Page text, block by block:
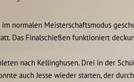
normalen Meisterschaftsmodus
Das Finalschießen funktioniert
nach Kellinghusen. Drei in der
auch Jesse wieder starten, der